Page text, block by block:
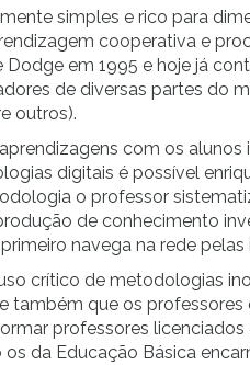
simples e rico para
cooperativa e
em 1995 e hoje já
de diversas partes do
outros).
com os
digitais é possível
o professor
de conhecimento
navega na rede
crítico de metodologias
também que os
professores
da Educação Básica